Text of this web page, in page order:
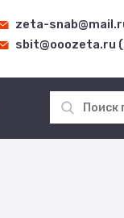
zeta-
sbit@ooozeta.ru